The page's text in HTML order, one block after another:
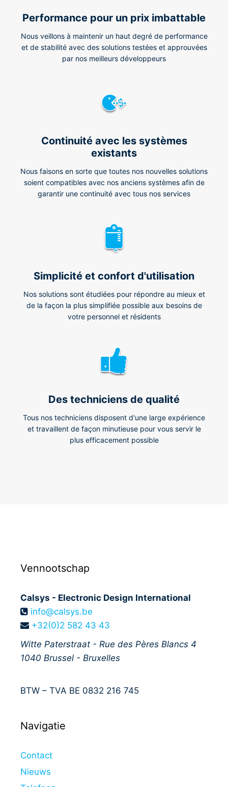
Performance pour un prix imbattable
Nous veillons à maintenir un haut degré de performance
et de stabilité avec des solutions testées et approuvées
par nos meilleurs développeurs
Continuité avec les systèmes
existants
Nous faisons en sorte que toutes nos nouvelles solutions
soient compatibles avec nos anciens systèmes afin de
garantir une continuité avec tous nos services
Simplicité et confort d'utilisation
Nos solutions sont étudiées pour répondre au mieux et
de la façon la plus simplifiée possible aux besoins de
votre personnel et résidents
Des techniciens de qualité
Tous nos techniciens disposent d'une large expérience
et travaillent de façon minutieuse pour vous servir le
plus efficacement possible
Vennootschap
Calsys - Electronic Design International
info@calsys.be
+32(0)2 582 43 43
Witte Paterstraat - Rue des Pères Blancs 4
1040 Brussel - Bruxelles
BTW – TVA BE 0832 216 745
Navigatie
Contact
Nieuws